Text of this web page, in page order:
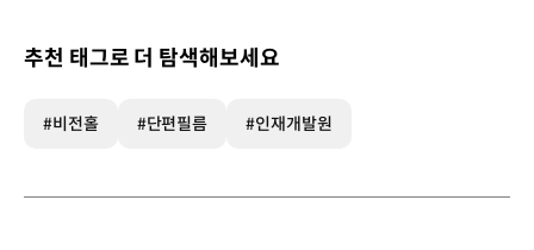
추천 태그로 더 탐색해보세요
#비전홀 #단편필름 #인재개발원